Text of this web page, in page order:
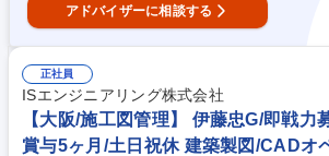
アドバイザーに相談する
正社員
ISエンジニアリング株式会社
【大阪/施工図管理】 伊藤忠G/即戦力
賞与5ヶ月/土日祝休 建築製図/CADオ